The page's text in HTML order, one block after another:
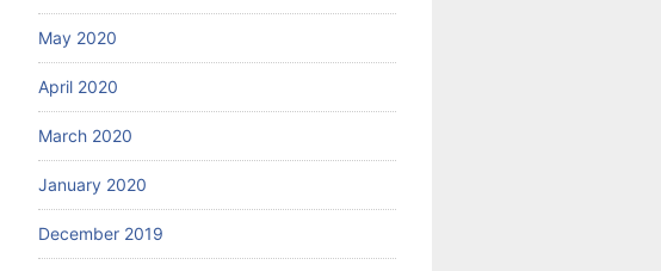
May 2020
April 2020
March 2020
January 2020
December 2019